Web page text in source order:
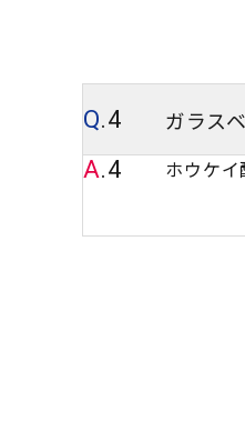
Q.4 ガラス
A.4 ホウケ